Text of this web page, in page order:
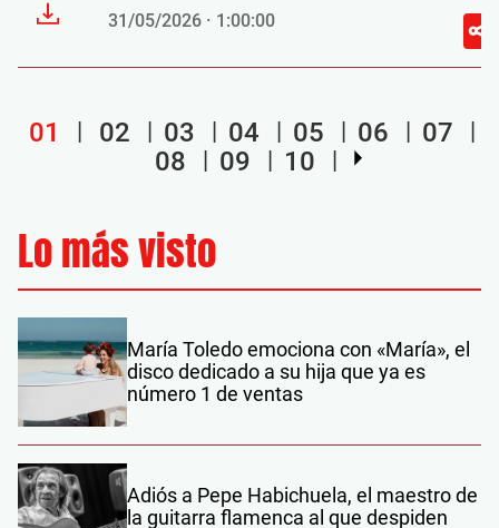
31/05/2026 · 1:00:00
01 02 03 04 05 06
07
08
09 10
Lo más visto
María Toledo emociona con «María», el
disco dedicado a su hija que ya es
número 1 de ventas
Adiós a Pepe Habichuela, el maestro de
la guitarra flamenca al que despiden